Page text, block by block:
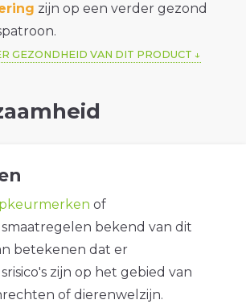
zijn op een verder gezond
GEZONDHEID VAN DIT PRODUCT
of
bekend van dit
betekenen dat er
zijn op het gebied van
of dierenwelzijn.